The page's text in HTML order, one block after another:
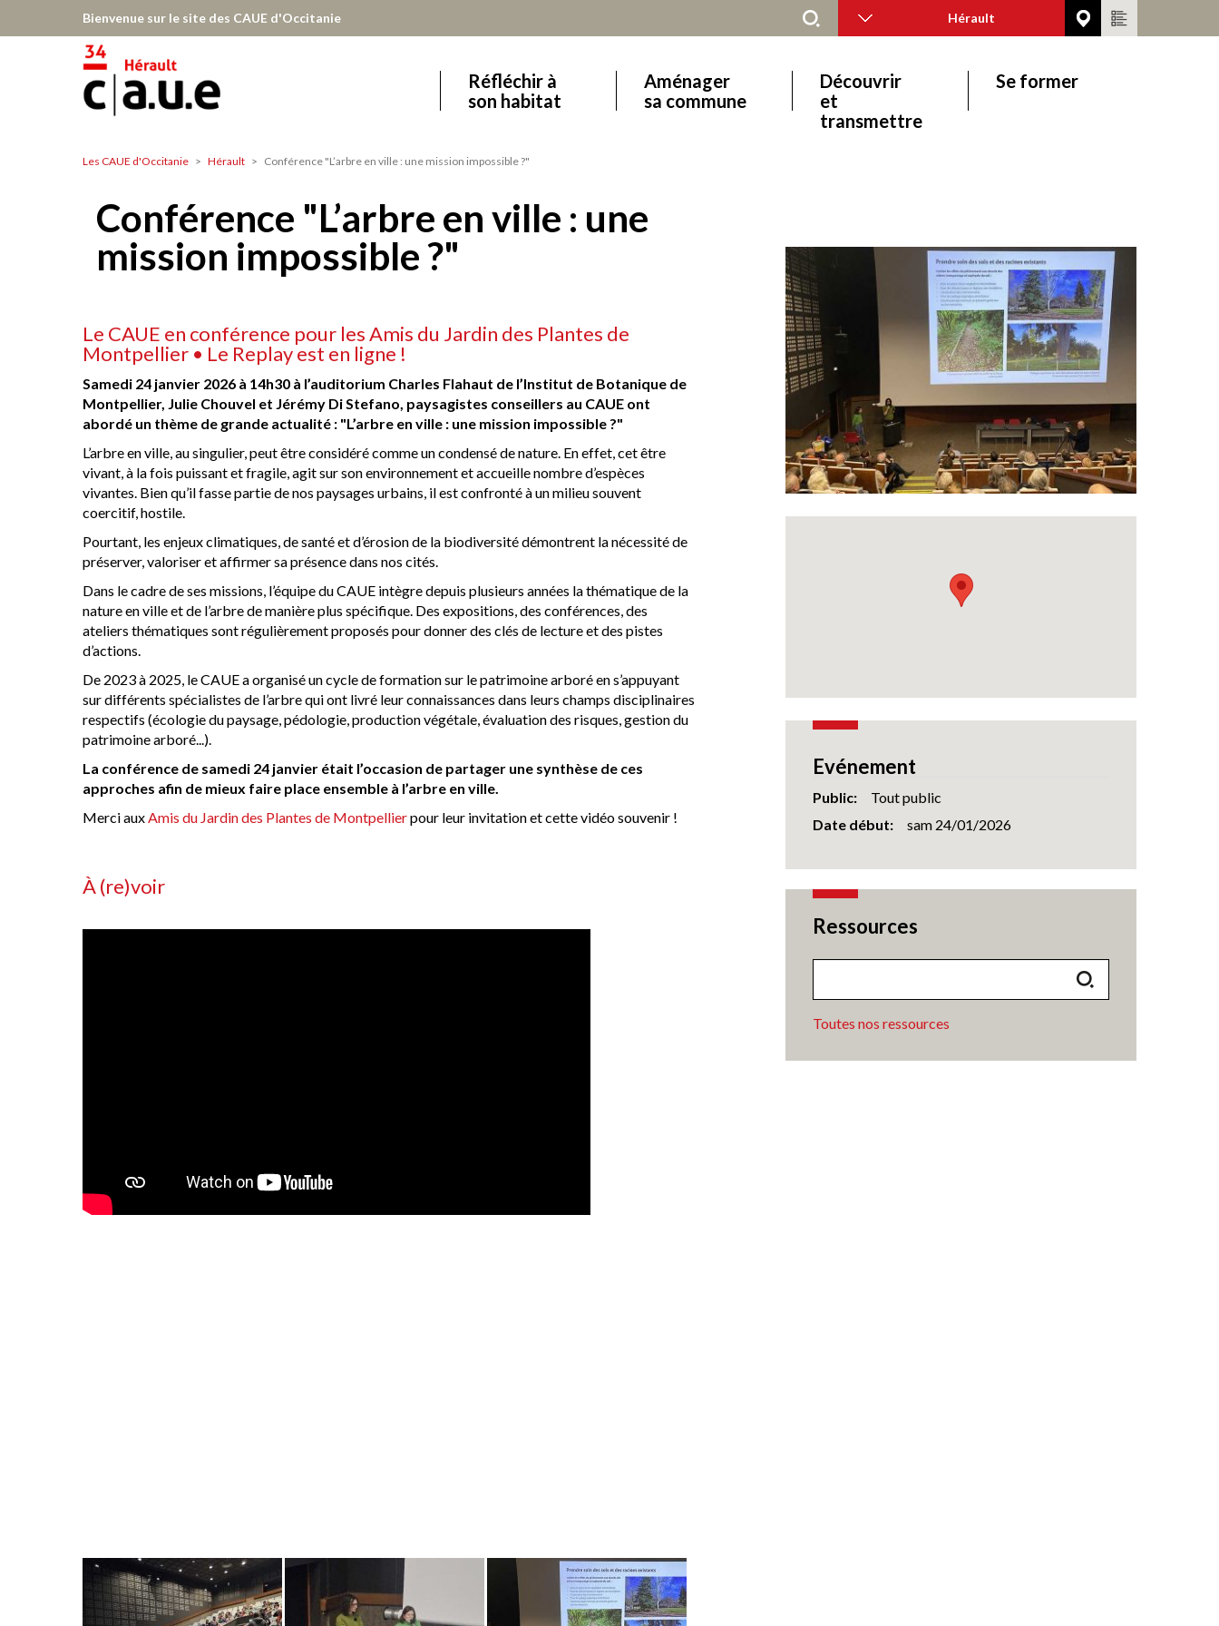
Bienvenue sur le site des CAUE d'Occitanie Hérault
Hérault
Main
Réfléchir à
son habitat
Aménager
sa commune
Découvrir
et
transmettre
Se former
Les CAUE d'Occitanie Hérault Conférence "L’arbre en ville : une mission impossible ?"
Conférence "L’arbre en ville : une
mission impossible ?"
Le CAUE en conférence pour les Amis du Jardin des Plantes de
Montpellier • Le Replay est en ligne !
Samedi 24 janvier 2026 à 14h30 à l’auditorium Charles Flahaut de l’Institut de Botanique de
Montpellier, Julie Chouvel et Jérémy Di Stefano, paysagistes conseillers au CAUE ont
abordé un thème de grande actualité : "L’arbre en ville : une mission impossible ?"
L’arbre en ville, au singulier, peut être considéré comme un condensé de nature. En effet, cet être
vivant, à la fois puissant et fragile, agit sur son environnement et accueille nombre d’espèces
vivantes. Bien qu’il fasse partie de nos paysages urbains, il est confronté à un milieu souvent
coercitif, hostile.
Pourtant, les enjeux climatiques, de santé et d’érosion de la biodiversité démontrent la nécessité de
préserver, valoriser et affirmer sa présence dans nos cités.
Dans le cadre de ses missions, l’équipe du CAUE intègre depuis plusieurs années la thématique de la
nature en ville et de l’arbre de manière plus spécifique. Des expositions, des conférences, des
ateliers thématiques sont régulièrement proposés pour donner des clés de lecture et des pistes
d’actions.
De 2023 à 2025, le CAUE a organisé un cycle de formation sur le patrimoine arboré en s’appuyant
sur différents spécialistes de l’arbre qui ont livré leur connaissances dans leurs champs disciplinaires
respectifs (écologie du paysage, pédologie, production végétale, évaluation des risques, gestion du
patrimoine arboré...).
La conférence de samedi 24 janvier était l’occasion de partager une synthèse de ces
approches afin de mieux faire place ensemble à l’arbre en ville.
Merci auxAmis du Jardin des Plantes de Montpellierpour leur invitation et cette vidéo souvenir !
À (re)voir
Evénement
Public
Tout public
Date début
sam 24/01/2026
Ressources
Toutes nos ressources